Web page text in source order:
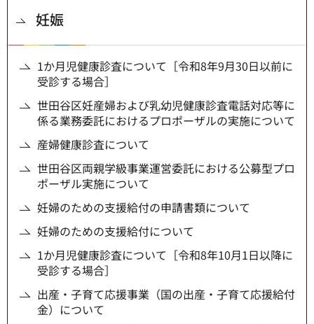
妊娠
1か月児健康診査について［令和8年9月30日以前に
受診する場合］
世田谷区妊産婦および乳幼児健康診査電話対応等に
係る業務委託におけるプロポーザルの実施について
産婦健康診査について
世田谷区両親学級事業運営委託における公募型プロ
ポーザル実施について
妊婦のための支援給付の申請書類について
妊婦のための支援給付について
1か月児健康診査について［令和8年10月1日以降に
受診する場合］
出産・子育て応援事業（国の出産・子育て応援給付
金）について